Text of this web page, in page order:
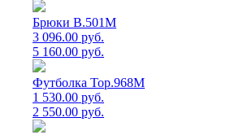
Брюки B.501M
3 096.00 руб.
5 160.00 руб.
Футболка Top.968M
1 530.00 руб.
2 550.00 руб.